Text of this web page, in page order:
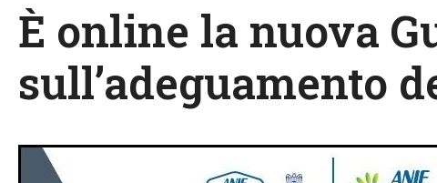
È online la nuova
sull’adeguamento